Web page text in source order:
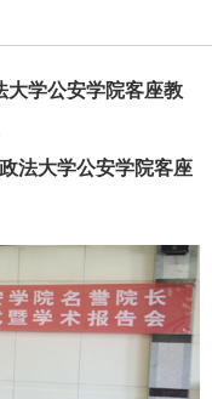
大学公安学院客座教
法大学公安学院客座